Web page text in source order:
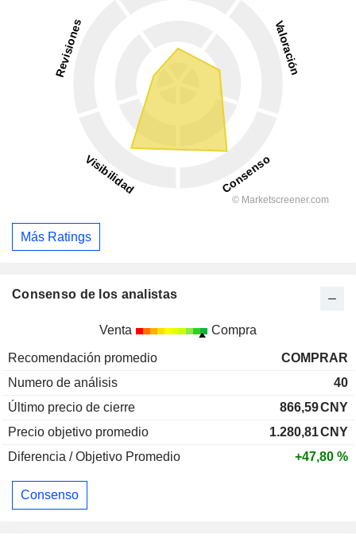
Más Ratings
Consenso de los analistas
Venta Compra
Recomendación promedio
COMPRAR
Numero de análisis
40
Último precio de cierre
866,59CNY
Precio objetivo promedio
1.280,81CNY
Diferencia / Objetivo Promedio
+47,80 %
Consenso